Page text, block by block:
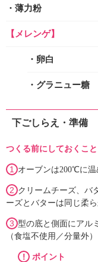
・薄力粉
【メレンゲ】
・卵白
・グラニュー糖
下ごしらえ・準備
つくる前にしておくこと
1 オーブンは200℃に温
2 クリームチーズ、バ
ーズとバターは同じ柔ら
3 型の底と側面にアル
（食塩不使用／分量外
! ポイント